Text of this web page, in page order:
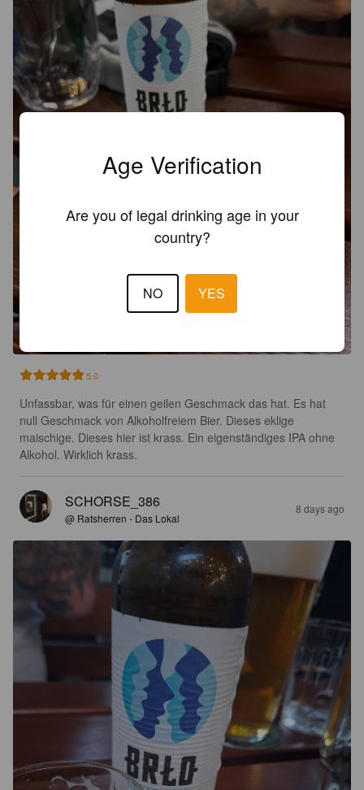
5.0
Unfassbar, was für einen geilen Geschmack das hat. Es hat
null Geschmack von Alkoholfreiem Bier. Dieses eklige
maischige. Dieses hier ist krass. Ein eigenständiges IPA ohne
Alkohol. Wirklich krass.
SCHORSE_386
@ Ratsherren - Das Lokal
8 days ago
Age Verification
Are you of legal drinking age in your
country?
NO YES